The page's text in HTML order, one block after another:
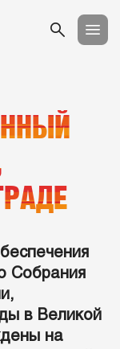
Собрания
в Великой
на